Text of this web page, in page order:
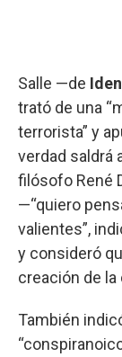
Salle —de
trató de una
terrorista” y
verdad saldrá
filósofo René
—“quiero
valientes”,
y consideró
creación de
También